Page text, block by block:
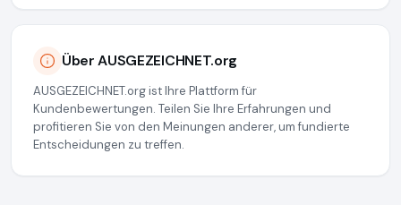
Über AUSGEZEICHNET.org
AUSGEZEICHNET.org ist Ihre Plattform für
Kundenbewertungen. Teilen Sie Ihre Erfahrungen und
profitieren Sie von den Meinungen anderer, um fundierte
Entscheidungen zu treffen.